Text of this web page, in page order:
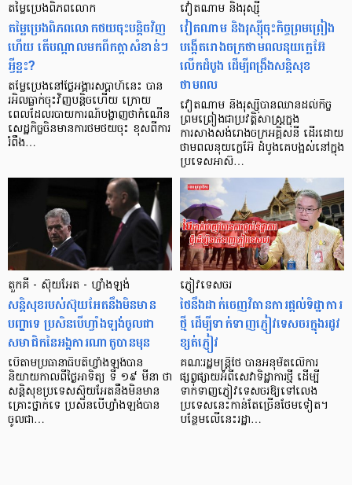
តម្លៃប្រេងពិភពលោក
តម្លៃប្រេងពិភពលោកថយចុះបន្ដិចវិញ
ហើយ តើបណ្ដាលមកពីកត្តាសំខាន់ៗ
អ្វីខ្លះ?
តម្លៃប្រេងនៅថ្ងៃអង្គារសប្ដាហ៍នេះ បាន
រអិលធ្លាក់ចុះវិញបន្ដិចហើយ ក្រោយ
ពេលដែលរបាយការណ៍បង្ហាញថាកំណើន
សេដ្ឋកិច្ចចិនមានការថមថយចុះ ខុសពីការ
រំពឹង…
វៀតណាម និងរុស្ស៊ី
វៀតណាម និងរុស្ស៊ីចុះកិច្ចព្រមព្រៀង
បង្កើតរោងចក្រថាមពលនុយក្លេអ៊ែ
លើកដំបូង ដើម្បីពង្រឹងសន្តិសុខ
ថាមពល
វៀតណាម និងរុស្ស៊ីបានឈានដល់កិច្ច
ព្រមព្រៀងជាប្រវត្តិសាស្ត្រក្នុង
ការសាងសង់រោងចក្រអគ្គិសនី ដើរដោយ
ថាមពលនុយក្លេអ៊ែ ដំបូងគេបង្អស់នៅក្នុង
ប្រទេសអាស៊…
តួកគី - ស៊ុយអែត - ហ្វាំងឡង់
សន្តិសុខរបស់ស៊ុយអែតនឹងមិនមាន
បញ្ហាទេ ប្រសិនបើហ្វាំងឡង់ចូលជា
សមាជិកនៃអង្គការណាតូបានមុន
បើតាមប្រធានាធិបតីហ្វាំងឡង់បាន
និយាយកាលពីថ្ងៃអាទិត្យ ទី ១៩ មីនា ថា
សន្តិសុខប្រទេសស៊ុយអែតនឹងមិនមាន
គ្រោះថ្នាក់ទេ ប្រសិនបើហ្វាំងឡង់បាន
ចូលជា…
ភ្ញៀវទេសចរ
ថៃនឹងដាក់ចេញវិធានការផ្ដល់ទិដ្ឋាការ
ថ្មី ដើម្បីទាក់ទាញភ្ញៀវទេសចរក្នុងរដូវ
ខ្សត់ភ្ញៀវ
គណៈរដ្ឋមន្ត្រីថៃ បានអនុម័តលើការ
ផ្សព្វផ្សាយអំពីសេវាទិដ្ឋាការថ្មី ដើម្បី
ទាក់ទាញភ្ញៀវទេសចរឱ្យទៅលេង
ប្រទេសនេះកាន់តែច្រើនថែមទៀត។
បន្ថែមលើនេះរដ្ឋា…